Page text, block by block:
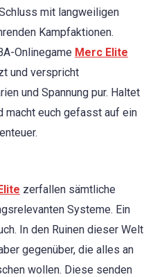
mit langweiligen
Kampfaktionen.
Onlinegame Merc Elite
und verspricht
und Spannung pur. Haltet
macht euch gefasst auf ein
zerfallen sämtliche
Systeme. Ein
In den Ruinen dieser Welt
gegenüber, die alles an
wollen. Diese senden